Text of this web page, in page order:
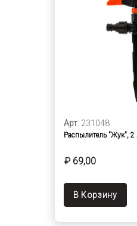
Арт. 231048
Распылитель "Жук", 2
₽ 69,00
В Корзину